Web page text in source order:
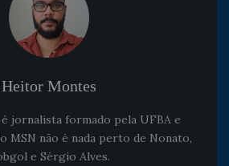
Heitor Montes
jornalista formado pela UFBA e
MSN não é nada perto de Nonato,
e Sérgio Alves.